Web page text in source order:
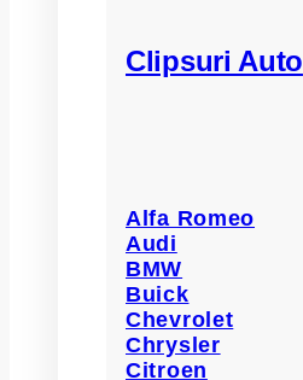
Clipsuri Auto
Alfa Romeo
Audi
BMW
Buick
Chevrolet
Chrysler
Citroen